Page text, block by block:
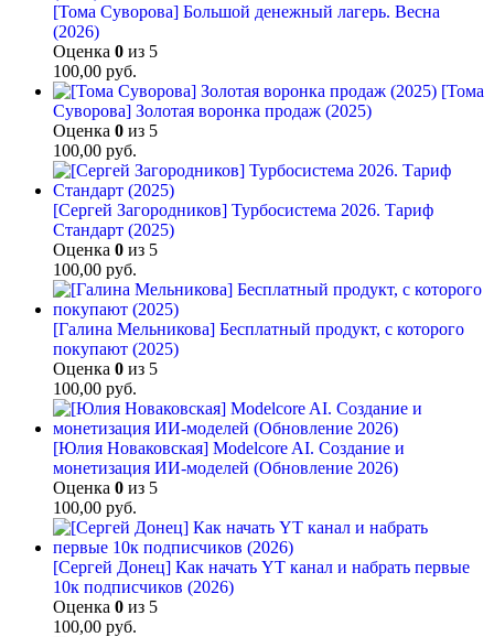
[Тома Суворова] Большой денежный лагерь. Весна
(2026)
Оценка 0 из 5
100,00 руб.
[Тома
Суворова] Золотая воронка продаж (2025)
Оценка 0 из 5
100,00 руб.
[Сергей Загородников] Турбосистема 2026. Тариф
Стандарт (2025)
Оценка 0 из 5
100,00 руб.
[Галина Мельникова] Бесплатный продукт, с которого
покупают (2025)
Оценка 0 из 5
100,00 руб.
[Юлия Новаковская] Modelcore AI. Создание и
монетизация ИИ-моделей (Обновление 2026)
Оценка 0 из 5
100,00 руб.
[Сергей Донец] Как начать YT канал и набрать первые
10к подписчиков (2026)
Оценка 0 из 5
100,00 руб.